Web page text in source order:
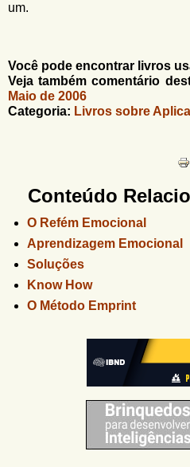
um.
Você pode encontrar livros
Veja também comentário
Maio de 2006
Categoria: Livros sobre
Conteúdo
O Refém Emocional
Aprendizagem Emocional
Soluções
Know How
O Método Emprint